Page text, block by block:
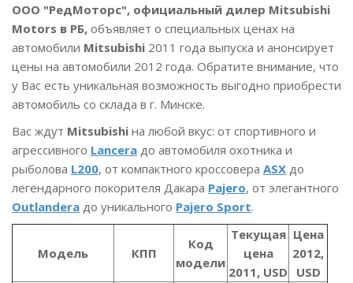
ООО "РедМоторс", официальный дилер Mitsubishi
Motors в РБ, объявляет о специальных ценах на
автомобили Mitsubishi 2011 года выпуска и анонсирует
цены на автомобили 2012 года. Обратите внимание, что
у Вас есть уникальная возможность выгодно приобрести
автомобиль со склада в г. Минске.
Вас ждут Mitsubishi на любой вкус: от спортивного и
агрессивного Lancera до автомобиля охотника и
рыболова L200, от компактного кроссовера ASX до
легендарного покорителя Дакара Pajero, от элегантного
Outlandera до уникального Pajero Sport.
Модель КПП
Код
модели
Текущая
цена
2011, USD
Цена
2012,
USD